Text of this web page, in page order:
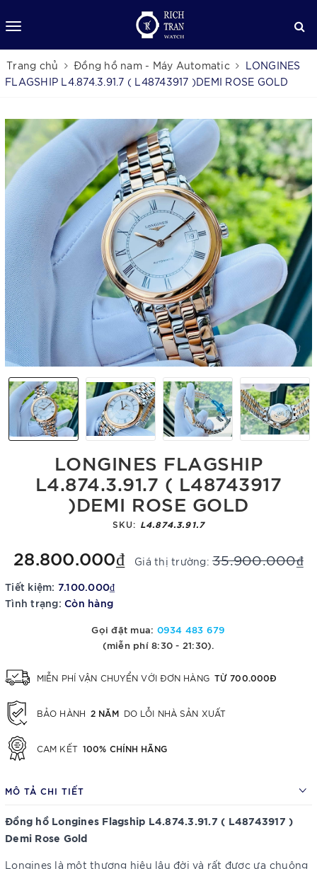
Trang chủ Đồng hồ nam - Máy Automatic
LONGINES
FLAGSHIP L4.874.3.91.7 ( L48743917 )DEMI ROSE GOLD
LONGINES FLAGSHIP
L4.874.3.91.7 ( L48743917
)DEMI ROSE GOLD
SKU: L4.874.3.91.7
28.800.000₫ Giá thị trường:35.900.000₫
Tiết kiệm: 7.100.000₫
Tình trạng: Còn hàng
Gọi đặt mua: 0934 483 679
(miễn phí 8:30 - 21:30).
MIỄN PHÍ VẬN CHUYỂN VỚI ĐƠN HÀNG TỪ 700.000Đ
BẢO HÀNH 2 NĂM DO LỖI NHÀ SẢN XUẤT
CAM KẾT 100% CHÍNH HÃNG
MÔ TẢ CHI TIẾT
Đồng hồ Longines Flagship L4.874.3.91.7 ( L48743917 )
Demi Rose Gold
Longines là một thương hiệu lâu đời và rất được ưa chuộng